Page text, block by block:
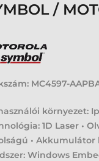
/
MC4597-
környezet:
1D Laser •
• Akkumulátor
Windows